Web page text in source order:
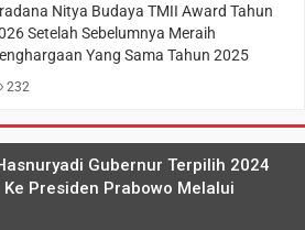
Nitya Budaya TMII Award Tahun
Setelah Sebelumnya Meraih
Yang Sama Tahun 2025
232
Gubernur Terpilih 2024
Ke Presiden Prabowo Melalui